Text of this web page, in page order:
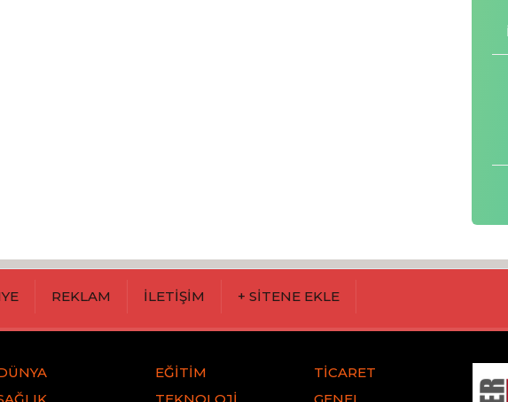
REKLAM İLETİŞİM + SİTENE EKLE
EĞİTİM
TİCARET